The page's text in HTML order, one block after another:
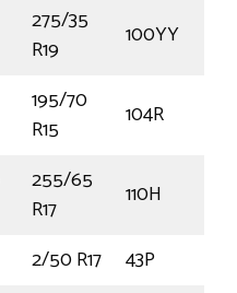
275/35
R19
100YY
195/70
R15
104R
255/65
R17
110H
2/50 R17
43P